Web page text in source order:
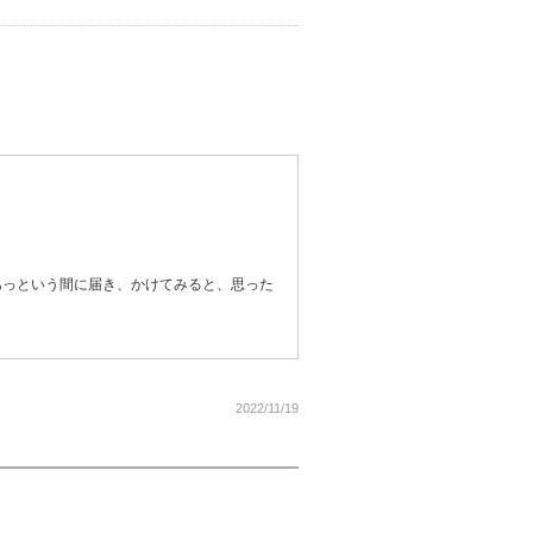
という間に届き、かけてみると、思った
2022/11/19